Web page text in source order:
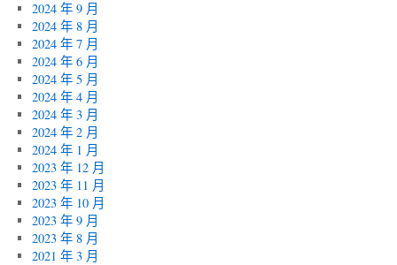
2024 年 9 月
2024 年 8 月
2024 年 7 月
2024 年 6 月
2024 年 5 月
2024 年 4 月
2024 年 3 月
2024 年 2 月
2024 年 1 月
2023 年 12 月
2023 年 11 月
2023 年 10 月
2023 年 9 月
2023 年 8 月
2021 年 3 月